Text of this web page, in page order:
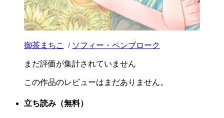
御茶まちこ / ソフィー・ペンブローク
まだ評価が集計されていません
この作品のレビューはまだありません。
立ち読み （無料）